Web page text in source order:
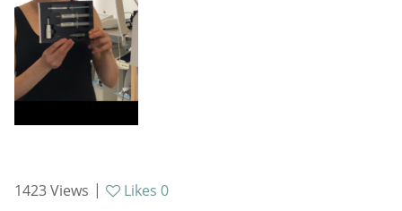
1423Views | Likes 0